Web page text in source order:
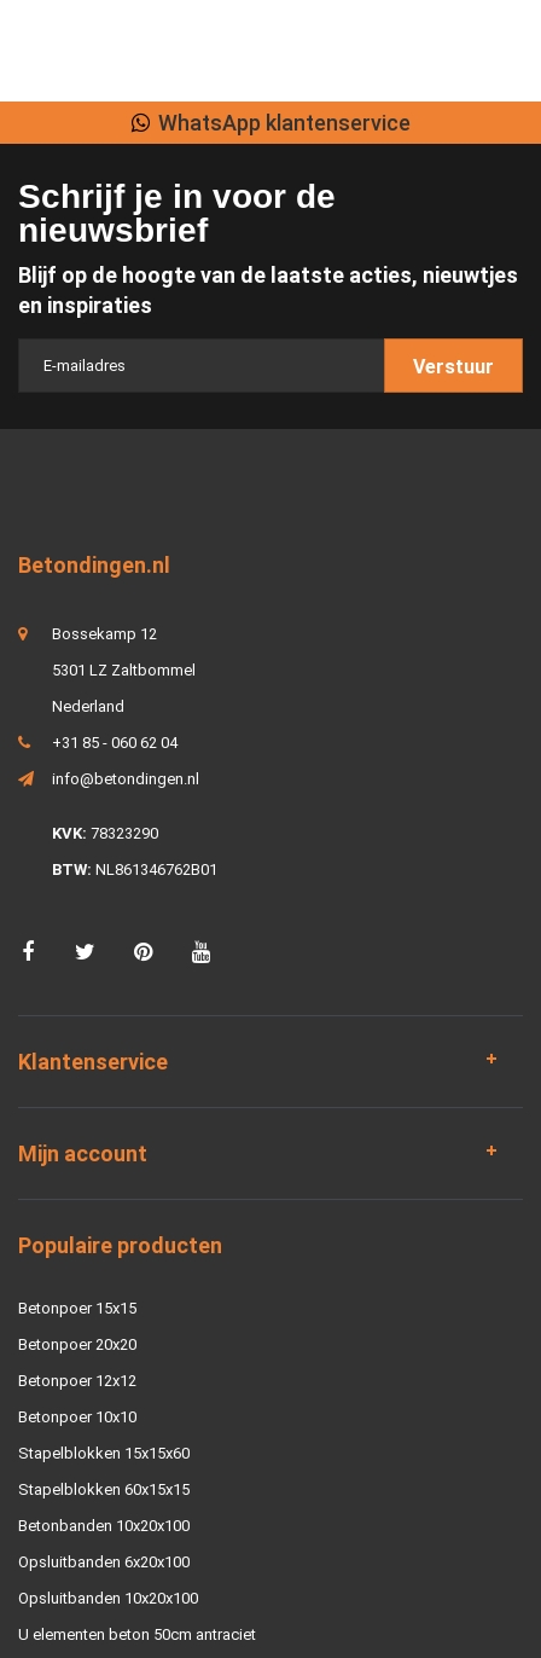
WhatsApp klantenservice
Schrijf je in voor de
nieuwsbrief
Blijf op de hoogte van de laatste acties, nieuwtjes
en inspiraties
Verstuur
Betondingen.nl
Bossekamp 12
5301 LZ Zaltbommel
Nederland
+31 85 - 060 62 04
info@betondingen.nl
KVK: 78323290
BTW: NL861346762B01
Klantenservice
Mijn account
Populaire producten
Betonpoer 15x15
Betonpoer 20x20
Betonpoer 12x12
Betonpoer 10x10
Stapelblokken 15x15x60
Stapelblokken 60x15x15
Betonbanden 10x20x100
Opsluitbanden 6x20x100
Opsluitbanden 10x20x100
U elementen beton 50cm antraciet